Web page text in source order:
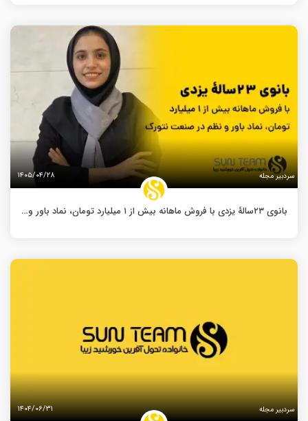
سردبیر مجله ۱۴۰۵/۰۴/۲۸
بانوی ۲۳‌سالۀ یزدی با فروش ماهانه بیش از ۱ میلیارد تومان، نماد باور و نظم در صنعت نتورک
سردبیر مجله ۱۴۰۴/۰۶/۳۱